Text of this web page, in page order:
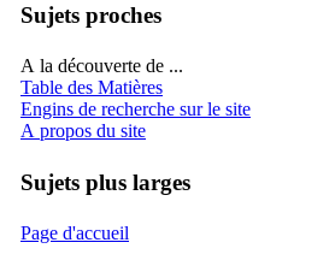
Sujets proches
A la découverte de ...
Table des Matières
Engins de recherche sur le site
A propos du site
Sujets plus larges
Page d'accueil